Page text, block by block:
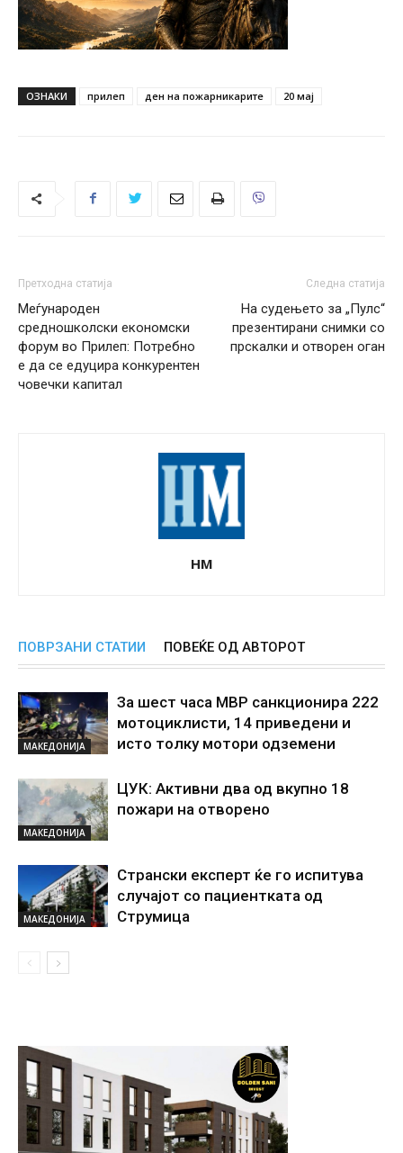
ОЗНАКИ прилеп ден на пожарникарите 20 мај
Претходна статија
Меѓународен
средношколски економски
форум во Прилеп: Потребно
е да се едуцира конкурентен
човечки капитал
Следна статија
На судењето за „Пулс“
презентирани снимки со
прскалки и отворен оган
НМ
ПОВРЗАНИ СТАТИИ ПОВЕЌЕ ОД АВТОРОТ
МАКЕДОНИЈА
За шест часа МВР санкционира 222
мотоциклисти, 14 приведени и
исто толку мотори одземени
МАКЕДОНИЈА
ЦУК: Активни два од вкупно 18
пожари на отворено
МАКЕДОНИЈА
Странски експерт ќе го испитува
случајот со пациентката од
Струмица